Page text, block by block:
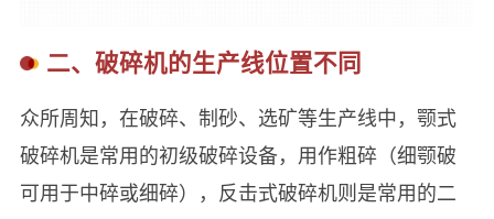
二、破碎机的生产线位置不同
众所周知，在破碎、制砂、选矿等生产线中，颚式
破碎机是常用的初级破碎设备，用作粗碎（细颚破
可用于中碎或细碎），反击式破碎机则是常用的二